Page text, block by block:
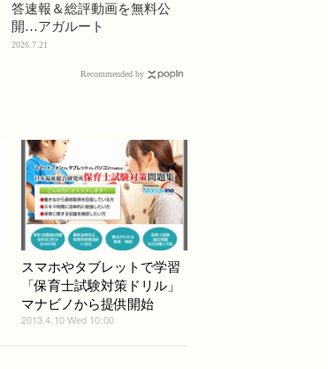
答速報＆総評動画を無料公
開…アガルート
2026.7.21
Recommended by
スマホやタブレットで学習
「保育士試験対策ドリル」
マナビノから提供開始
2013.4.10 Wed 10:00